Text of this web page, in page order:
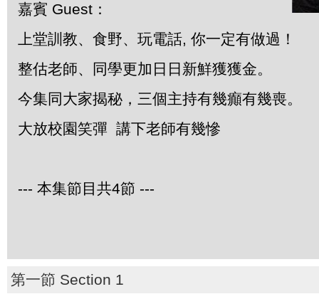
嘉賓 Guest：
上堂訓教、食野、玩電話, 你一定有做過！
整估老師、同學更加日日新鮮獲獲金。
今集同大家揭秘，三個主持有幾癲有幾喪。
大放校園笑彈 講下老師有幾慘
--- 本集節目共4節 ---
第一節 Section 1